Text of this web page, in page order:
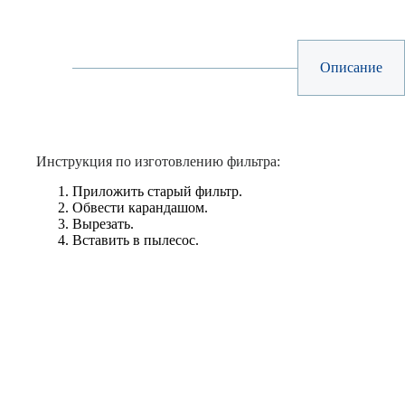
Описание
Инструкция по изготовлению фильтра:
Приложить старый фильтр.
Обвести карандашом.
Вырезать.
Вставить в пылесос.